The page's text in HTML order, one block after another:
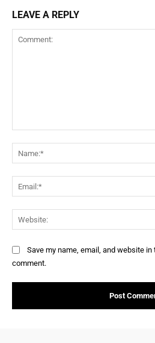
LEAVE A REPLY
Save my name, email, and website
comment.